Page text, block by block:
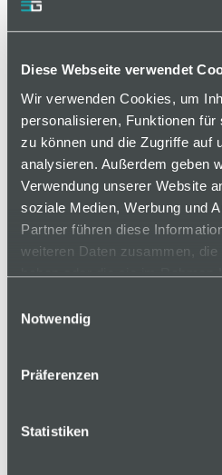
Diese Webseite verwendet
Wir verwenden Cookies, um
personalisieren, Funktionen
zu können und die Zugriffe auf
analysieren. Außerdem geben
Verwendung unserer Website
soziale Medien, Werbung und
Partner führen diese
weiteren Daten zusammen,
haben oder die sie im Rahmen
Notwendig
Präferenzen
Statistiken